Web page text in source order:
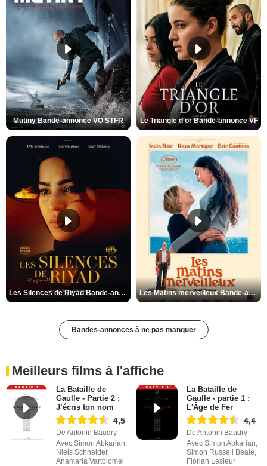
Mutiny Bande-annonce VO STFR Le Triangle d'or Bande-annonce VF
Les Silences de Riyad Bande-annonce VO STFR Les Matins merveilleux Bande-annonce VF
Bandes-annonces à ne pas manquer
Meilleurs films à l'affiche
La Bataille de
Gaulle - Partie 2 :
J’écris ton nom
4,5
De Antonin Baudry
Avec Simon Abkarian,
Niels Schneider,
Anamaria Vartolomei
La Bataille de
Gaulle - partie 1 :
L'Âge de Fer
4,4
De Antonin Baudry
Avec Simon Abkarian,
Simon Russell Beale,
Florian Lesieur